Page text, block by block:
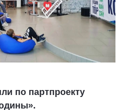
по партпроекту